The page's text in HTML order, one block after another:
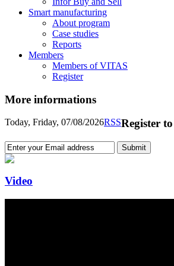
Smart manufacturing
About program
Case studies
Reports
Members
Members of VITAS
Register
More informations
Today, Friday, 07/08/2026RSSRegister
Video